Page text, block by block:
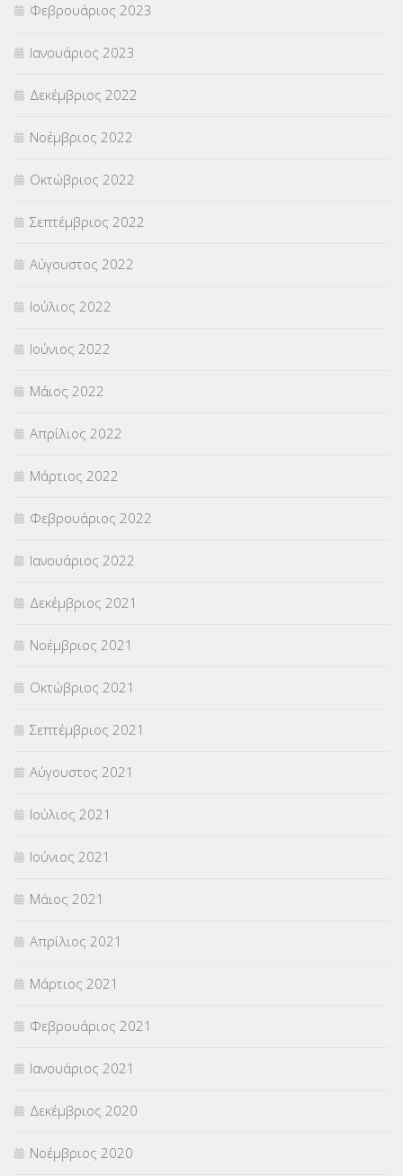
Φεβρουάριος 2023
Ιανουάριος 2023
Δεκέμβριος 2022
Νοέμβριος 2022
Οκτώβριος 2022
Σεπτέμβριος 2022
Αύγουστος 2022
Ιούλιος 2022
Ιούνιος 2022
Μάιος 2022
Απρίλιος 2022
Μάρτιος 2022
Φεβρουάριος 2022
Ιανουάριος 2022
Δεκέμβριος 2021
Νοέμβριος 2021
Οκτώβριος 2021
Σεπτέμβριος 2021
Αύγουστος 2021
Ιούλιος 2021
Ιούνιος 2021
Μάιος 2021
Απρίλιος 2021
Μάρτιος 2021
Φεβρουάριος 2021
Ιανουάριος 2021
Δεκέμβριος 2020
Νοέμβριος 2020